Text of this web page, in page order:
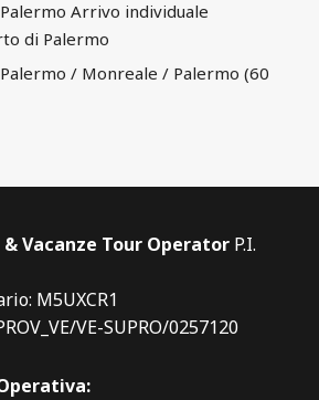
Arrivo individuale
di Palermo
/ Monreale / Palermo (60
& Vacanze Tour Operator P.I.
M5UXCR1
VE-SUPRO/0257120